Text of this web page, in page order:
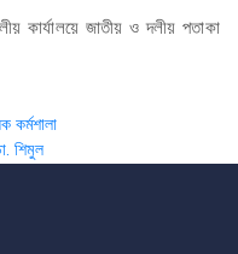
কার্যালয়ে জাতীয় ও দলীয় পতাকা
কর্মশালা
শিমুল